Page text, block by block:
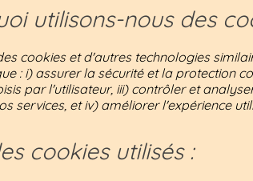
utilisons-nous des
cookies et d'autres technologies
: i) assurer la sécurité et la protection
par l'utilisateur, iii) contrôler et
services, et iv) améliorer l'expérience
cookies utilisés :